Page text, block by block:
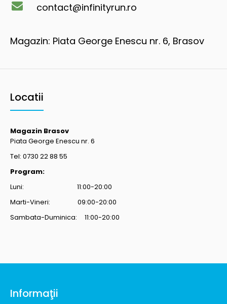
contact@infinityrun.ro
Magazin: Piata George Enescu nr. 6, Brasov
Locatii
Magazin Brasov
Piata George Enescu nr. 6
Tel: 0730 22 88 55
Program:
Luni: 11:00-20:00
Marti-Vineri: 09:00-20:00
Sambata-Duminica: 11:00-20:00
Informaţii